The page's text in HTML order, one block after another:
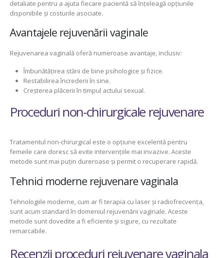
detaliate pentru a ajuta fiecare pacientă să înțeleagă opțiunile
disponibile și costurile asociate.
Avantajele rejuvenării vaginale
Rejuvenarea vaginală oferă numeroase avantaje, inclusiv:
Îmbunătățirea stării de bine psihologice și fizice.
Restabilirea încrederii în sine.
Creșterea plăcerii în timpul actului sexual.
Proceduri non-chirurgicale rejuvenare
Tratamentul non-chirurgical este o opțiune excelentă pentru
femeile care doresc să evite intervențiile mai invazive. Aceste
metode sunt mai puțin dureroase și permit o recuperare rapidă.
Tehnici moderne rejuvenare vaginala
Tehnologiile moderne, cum ar fi terapia cu laser și radiofrecvența,
sunt acum standard în domeniul rejuvenării vaginale. Aceste
metode sunt dovedite a fi eficiente și sigure, cu rezultate
remarcabile.
Recenzii proceduri rejuvenare vaginala